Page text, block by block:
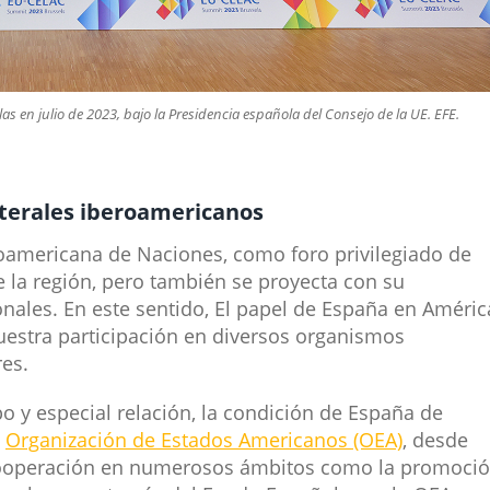
en julio de 2023, bajo la Presidencia española del Consejo de la UE. EFE.
iberoamericanos
de Naciones, como foro privilegiado de
región, pero también se proyecta con su
En este sentido, El papel de España en
participación en diversos organismos
y especial relación, la condición de España de
Organización de Estados Americanos (OEA), desde
en numerosos ámbitos como la